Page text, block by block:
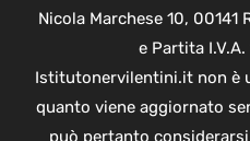
Nicola Marchese 10, 00141
e Partita
Istitutonervilentini.it non è
quanto viene aggiornato
può pertanto